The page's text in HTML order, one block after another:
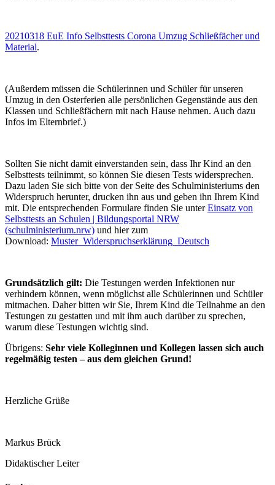
20210318 EuE Info Selbsttests Corona Umzug Schließfächer und
Material.
(Außerdem müssen die Schülerinnen und Schüler für unseren
Umzug in den Osterferien alle persönlichen Gegenstände aus den
Klassen und Schließfächern mit nach Hause nehmen. Auch dazu
Infos im Elternbrief.)
Sollten Sie nicht damit einverstanden sein, dass Ihr Kind an den
Selbsttests teilnimmt, so können Sie diesen Tests widersprechen.
Dazu laden Sie sich bitte von der Seite des Schulministeriums den
Widerspruch herunter, drucken ihn aus und geben ihn Ihrem Kind
mit. Die entsprechenden Formulare finden Sie unterEinsatz von
Selbsttests an Schulen | Bildungsportal NRW
(schulministerium.nrw) und hier zum
Download: Muster_Widerspruchserklärung_Deutsch
Grundsätzlich gilt: Die Testungen werden Infektionen nur
verhindern können, wenn möglichst alle Schülerinnen und Schüler
mitmachen. Daher bitten wir Sie, Ihrem Kind die Teilnahme an den
Testungen zu gestatten und mit ihm auch darüber zu sprechen,
warum diese Testungen wichtig sind.
Übrigens: Sehr viele Kolleginnen und Kollegen lassen sich auch
regelmäßig testen – aus dem gleichen Grund!
Herzliche Grüße
Markus Brück
Didaktischer Leiter